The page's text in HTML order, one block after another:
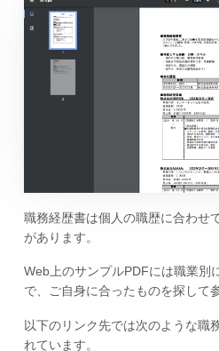
職務経歴書は個人の職歴に合わせ
があります。
Web上のサンプルPDFには職業別
で、ご自身に合ったものを探して
以下のリンク先では次のような職
れています。